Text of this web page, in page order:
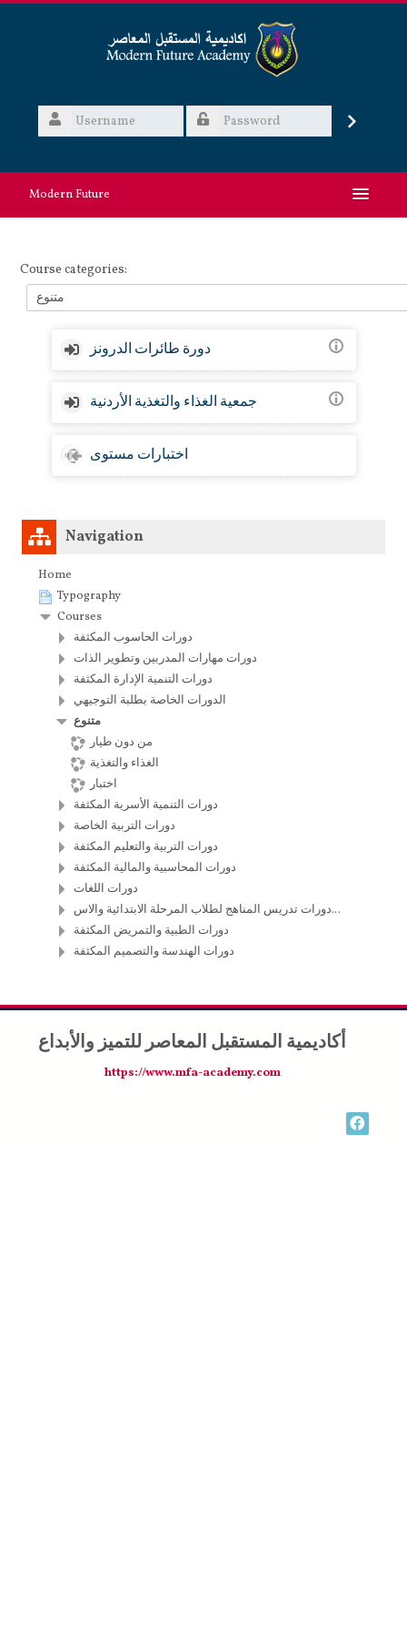
Username
Modern Future
courses
Course categories:
دورة طائرات الدرونز
جمعية الغذاء والتغذية الأردنية
اختبارات مستوى
Skip
Navigation
Navigation
Home
Typography
Courses
دورات الحاسوب المكثفة
دورات مهارات المدربين وتطوير الذات
دورات التنمية الإدارة المكثفة
الدورات الخاصة بطلبة التوجيهي
متنوع
من دون طيار
الغذاء والتغذية
اختبار
دورات التنمية الأسرية المكثفة
دورات التربية الخاصة
دورات التربية والتعليم المكثفة
دورات المحاسبية والمالية المكثفة
دورات اللغات
دورات تدريس المناهج لطلاب المرحلة الابتدائية والاس...
دورات الطبية والتمريض المكثفة
دورات الهندسة والتصميم المكثفة
أكاديمية المستقبل المعاصر للتميز والأبداع
https://www.mfa-academy.com